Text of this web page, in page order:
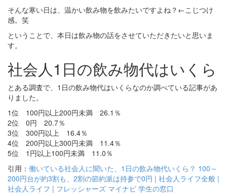
そんな寒い日は、温かい飲み物を飲みたいですよね？←こじつけ
感。笑
ということで、本日は飲み物の話をさせていただきたいと思いま
す。
社会人1日の飲み物代はいくら
とある調査で、1日の飲み物代はいくらなのか調べている記事があ
りました。
1位 100円以上200円未満 26.1％
2位 0円 20.7％
3位 300円以上 16.4％
4位 200円以上300円未満 11.4％
5位 1円以上100円未満 11.0％
引用： 働いている社会人に聞いた、1日の飲み物代いくら？ 100～
200円台が約3割も、2割の節約派は持参で0円 | 社会人ライフ全般 |
社会人ライフ | フレッシャーズ マイナビ 学生の窓口